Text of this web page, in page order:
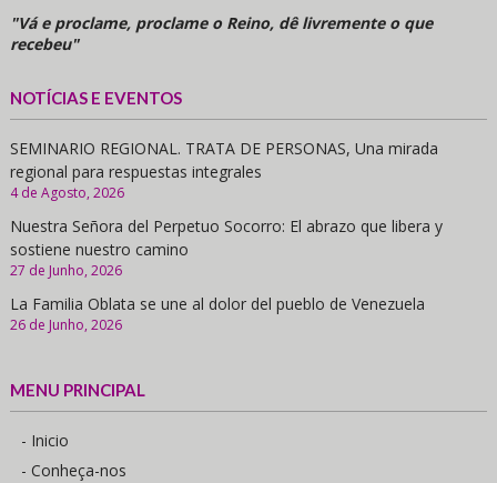
"Vá e proclame, proclame o Reino, dê livremente o que
recebeu"
NOTÍCIAS E EVENTOS
SEMINARIO REGIONAL. TRATA DE PERSONAS, Una mirada
regional para respuestas integrales
4 de Agosto, 2026
Nuestra Señora del Perpetuo Socorro: El abrazo que libera y
sostiene nuestro camino
27 de Junho, 2026
La Familia Oblata se une al dolor del pueblo de Venezuela
26 de Junho, 2026
MENU PRINCIPAL
- Inicio
- Conheça-nos